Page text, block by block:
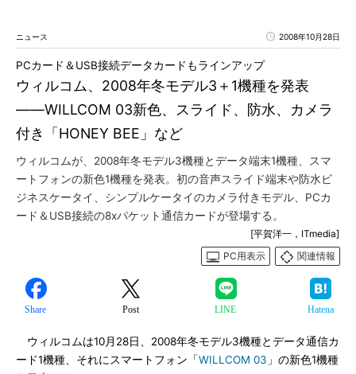
ニュース 2008年10月28日
ウィルコム、2008年冬モデル3＋1機種を発表
――WILLCOM 03新色、スライド、防水、カメラ
付き「HONEY BEE」など
PCカード＆USB接続データカードもラインアップ
ウィルコムが、2008年冬モデル3機種とデータ端末1機種、スマ
ートフォンの新色1機種を発表。初の音声スライド端末や防水ビ
ジネスケータイ、シンプルケータイのカメラ付きモデル、PCカ
ード＆USB接続の8xパケット通信カードが登場する。
[平賀洋一，ITmedia]
PC用表示
関連情報
Share Post LINE Hatena
ウィルコムは10月28日、2008年冬モデル3機種とデータ通信カ
ード1機種、それにスマートフォン「WILLCOM 03 」の新色1機種